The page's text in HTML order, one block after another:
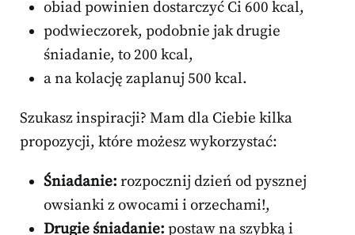
obiad powinien dostarczyć Ci 600 kcal,
podwieczorek, podobnie jak drugie
śniadanie, to 200 kcal,
a na kolację zaplanuj 500 kcal.
Szukasz inspiracji? Mam dla Ciebie kilka
propozycji, które możesz wykorzystać:
Śniadanie: rozpocznij dzień od pysznej
owsianki z owocami i orzechami!,
Drugie śniadanie: postaw na szybką i